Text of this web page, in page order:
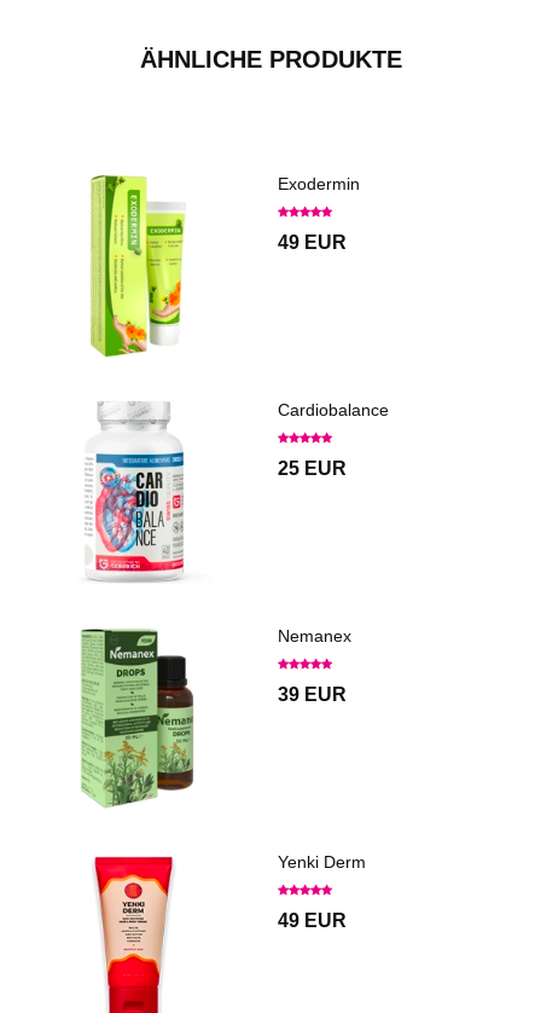
ÄHNLICHE PRODUKTE
Exodermin
49 EUR
Cardiobalance
25 EUR
Nemanex
39 EUR
Yenki Derm
49 EUR